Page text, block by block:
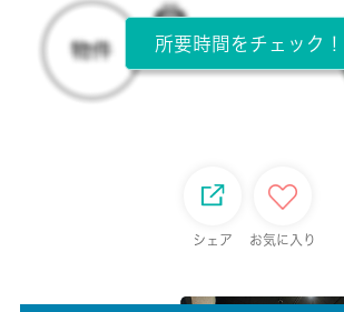
所在階
1階 / 3階建
所要時間をチェック！
シェア お気に入り